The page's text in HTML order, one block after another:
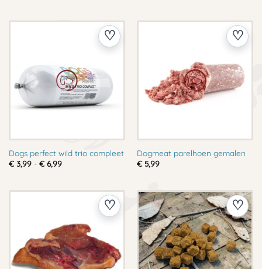
Dogs perfect wild trio compleet
€3,99 - €6,99Prijsklasse:
Dogmeat parelhoen gemalen
€5,99